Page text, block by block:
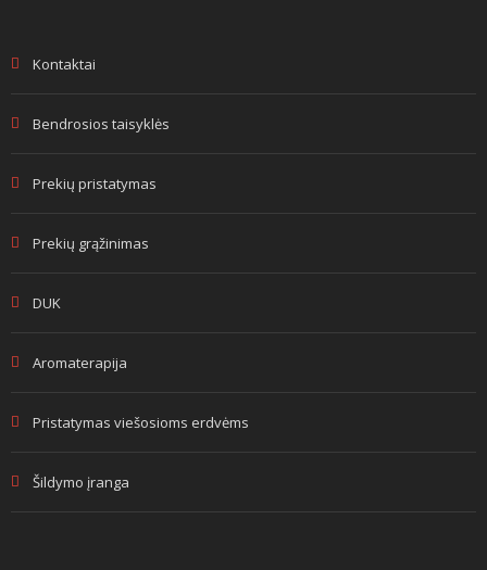
Kontaktai
Bendrosios taisyklės
Prekių pristatymas
Prekių grąžinimas
DUK
Aromaterapija
Pristatymas viešosioms erdvėms
Šildymo įranga